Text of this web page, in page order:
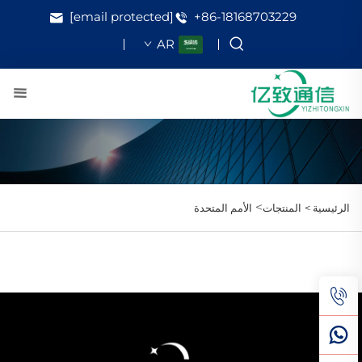
+86-18168703229
[email protected]
AR
الرئيسية > المنتجات> الأمم المتحدة